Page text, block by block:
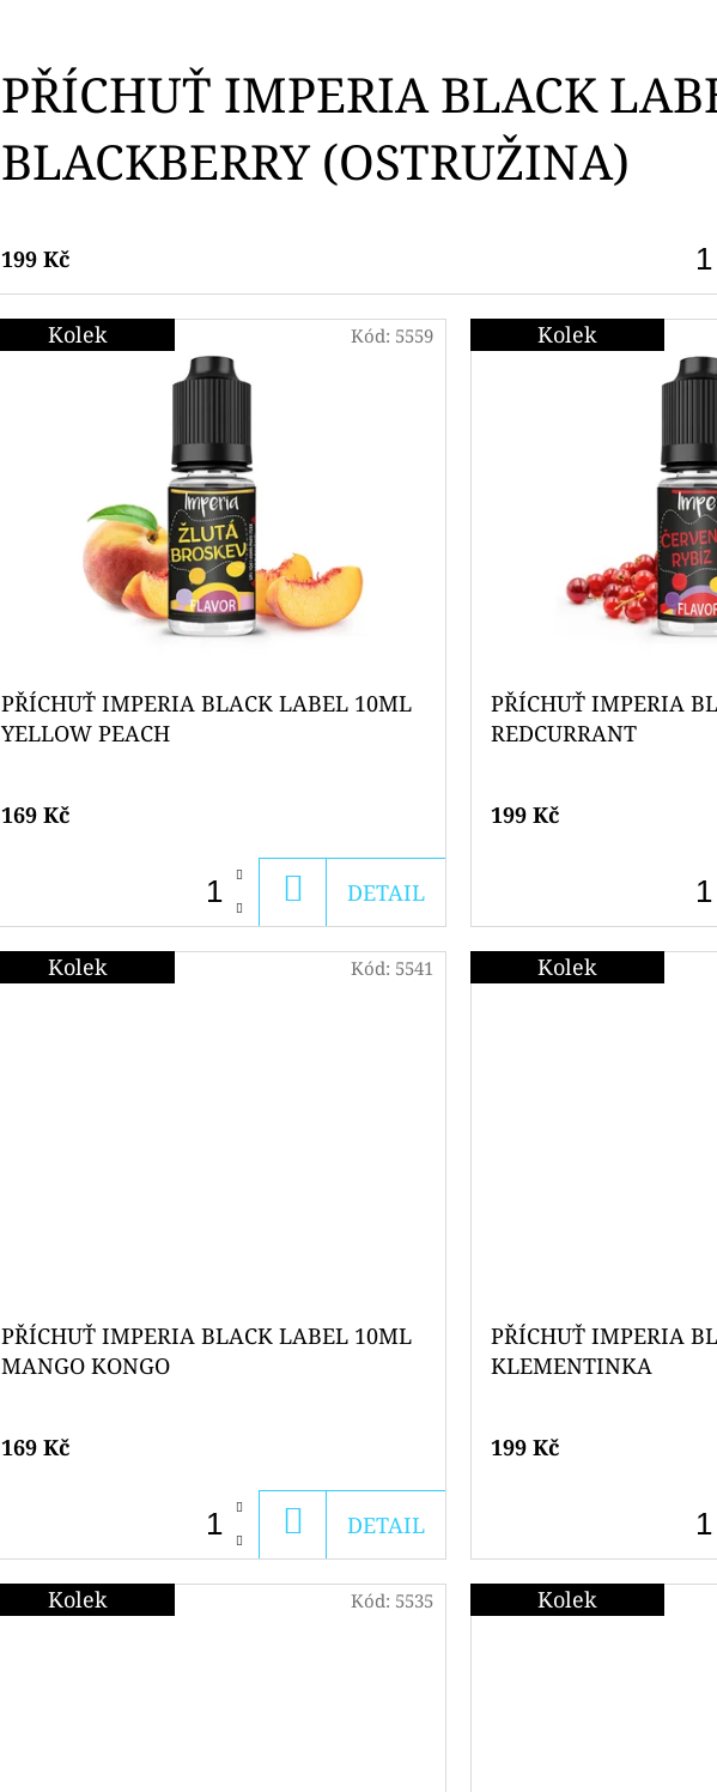
PŘÍCHUŤ IMPERIA BLACK
BLACKBERRY (OSTRUŽINA)
199 Kč
Kolek
PŘÍCHUŤ IMPERIA BLACK LABEL 10ML
YELLOW PEACH
169 Kč
KOŠÍKU
DETAIL
Kód: 5559 Kolek
PŘÍCHUŤ IMPERIA
REDCURRANT
199 Kč
Kolek
PŘÍCHUŤ IMPERIA BLACK LABEL 10ML
MANGO KONGO
169 Kč
KOŠÍKU
DETAIL
Kód: 5541 Kolek
PŘÍCHUŤ IMPERIA
KLEMENTINKA
199 Kč
Kolek Kód: 5535 Kolek